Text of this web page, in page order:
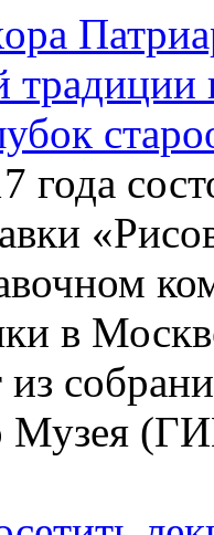
традиции
года
в
Музея